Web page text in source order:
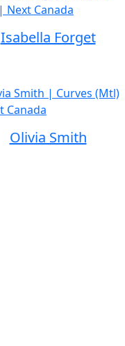
Isabella Forget
Olivia Smith